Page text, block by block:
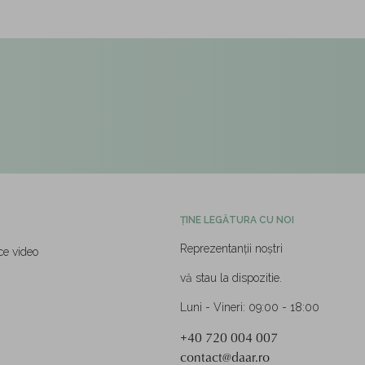
video
ȚINE LEGĂTURA CU NOI
Reprezentanții noștri
vă stau la dispozitie.
Luni - Vineri: 09:00 - 18:00
+40 720 004 007
contact@daar.ro